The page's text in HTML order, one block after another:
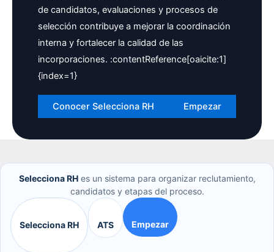
de candidatos, evaluaciones y procesos de
selección contribuye a mejorar la coordinación
interna y fortalecer la calidad de las
incorporaciones. :contentReference[oaicite:1]
{index=1}
Conocer Selecciona RH Empezar
Selecciona RHes un sistema para organizar reclutamiento,
candidatos y etapas del proceso.
Selecciona RH ATS Empezar